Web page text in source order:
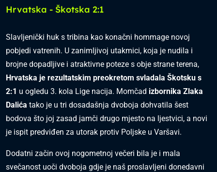
Hrvatska - Škotska 2:1
Slavljenički huk s tribina kao konačni hommage novoj
pobjedi vatrenih. U zanimljivoj utakmici, koja je nudila i
brojne dopadljive i atraktivne poteze s obje strane terena,
Hrvatska je rezultatskim preokretom svladala Škotsku s
2:1 u ogledu 3. kola Lige nacija. Momčad izbornika Zlaka
Dalića tako je u tri dosadašnja dvoboja dohvatila šest
bodova što joj zasad jamči drugo mjesto na ljestvici, a novi
je ispit predviđen za utorak protiv Poljske u Varšavi.
Dodatni začin ovoj nogometnoj večeri bila je i mala
svečanost uoči dvoboja gdje je naš proslavljeni donedavni